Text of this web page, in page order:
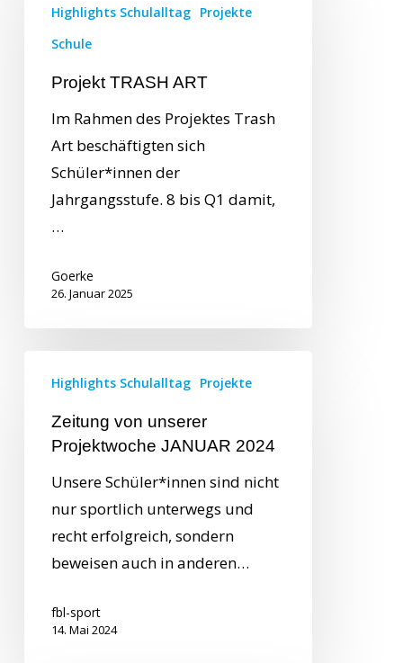
Highlights Schulalltag Projekte
Schule
Projekt TRASH ART
Im Rahmen des Projektes Trash
Art beschäftigten sich
Schüler*innen der
Jahrgangsstufe. 8 bis Q1 damit,
…
Goerke
26. Januar 2025
Highlights Schulalltag Projekte
Zeitung von unserer
Projektwoche JANUAR 2024
Unsere Schüler*innen sind nicht
nur sportlich unterwegs und
recht erfolgreich, sondern
beweisen auch in anderen…
fbl-sport
14. Mai 2024